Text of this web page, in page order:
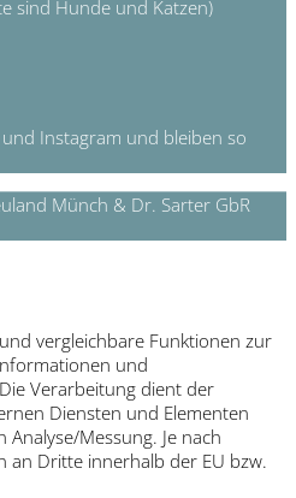
sind Hunde und Katzen)
Instagram und bleiben so
Münch & Dr. Sarter GbR
vergleichbare Funktionen zur
und
Verarbeitung dient der
Diensten und Elementen
Messung. Je nach
an Dritte innerhalb der EU bzw.